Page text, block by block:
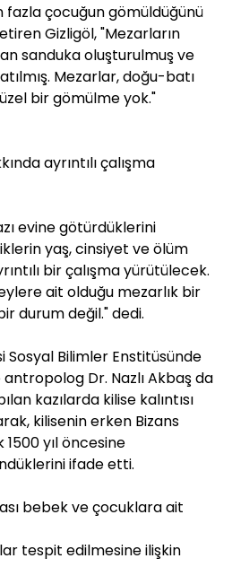
fazla çocuğun gömüldüğünü
Gizligöl, "Mezarların
sanduka oluşturulmuş ve
Mezarlar, doğu-batı
bir gömülme yok."
ayrıntılı çalışma
evine götürdüklerini
yaş, cinsiyet ve ölüm
bir çalışma yürütülecek.
ait olduğu mezarlık bir
durum değil." dedi.
Bilimler Enstitüsünde
Dr. Nazlı Akbaş da
kazılarda kilise kalıntısı
kilisenin erken Bizans
yıl öncesine
ifade etti.
bebek ve çocuklara ait
tespit edilmesine ilişkin